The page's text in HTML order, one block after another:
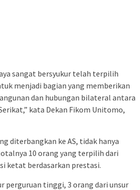
sangat bersyukur telah terpilih
menjadi bagian yang memberikan
dan hubungan bilateral antara
kata Dekan Fikom Unitomo,
diterbangkan ke AS, tidak hanya
10 orang yang terpilih dari
ketat berdasarkan prestasi.
perguruan tinggi, 3 orang dari unsur